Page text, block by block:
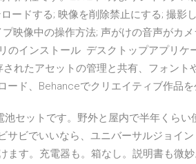
ードする; 映像を削除禁止にする; 撮影
映像中の操作方法; 声がけの音声がカ
のインストール デスクトップアプリケ
されたアセットの管理と共有、フォン
ード、Behanceでクリエイティブ作品
池セットです。野外と屋内で半年くら
サビでいいなら、ユニバーサルジョイ
ます。充電器も。箱なし。説明書も微